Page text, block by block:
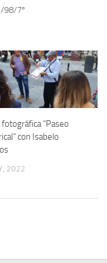
de la Reina (1937-
| Buscador
98/7º
fotográfica “Paseo
con Isabelo
2022